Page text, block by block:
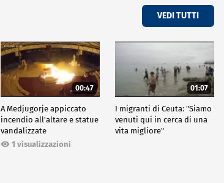
VEDI TUTTI
00:47
A Medjugorje appiccato
incendio all'altare e statue
vandalizzate
1 visualizzazioni
01:07
I migranti di Ceuta: "Siamo
venuti qui in cerca di una
vita migliore"